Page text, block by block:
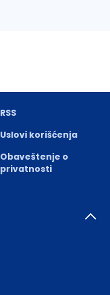
RSS
Uslovi korišćenja
Obaveštenje o
privatnosti